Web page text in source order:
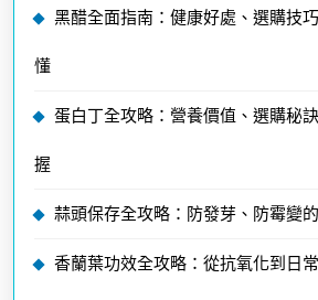
黑醋全面指南：健康好處、選購技
懂
蛋白丁全攻略：營養價值、選購秘
握
蒜頭保存全攻略：防發芽、防霉變
香蘭葉功效全攻略：從抗氧化到日